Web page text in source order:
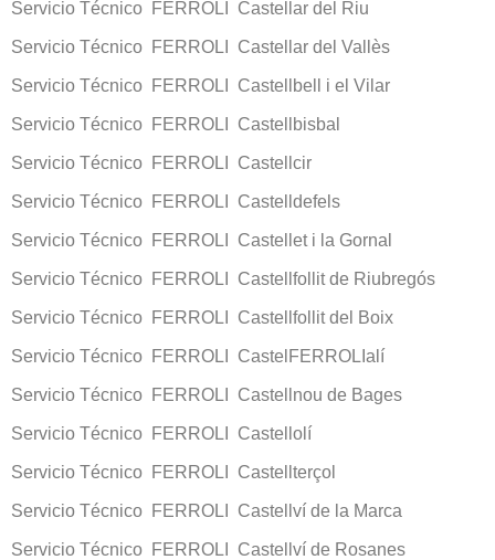
Servicio Técnico FERROLI Castellar del Riu
Servicio Técnico FERROLI Castellar del Vallès
Servicio Técnico FERROLI Castellbell i el Vilar
Servicio Técnico FERROLI Castellbisbal
Servicio Técnico FERROLI Castellcir
Servicio Técnico FERROLI Castelldefels
Servicio Técnico FERROLI Castellet i la Gornal
Servicio Técnico FERROLI Castellfollit de Riubregós
Servicio Técnico FERROLI Castellfollit del Boix
Servicio Técnico FERROLI CastelFERROLIalí
Servicio Técnico FERROLI Castellnou de Bages
Servicio Técnico FERROLI Castellolí
Servicio Técnico FERROLI Castellterçol
Servicio Técnico FERROLI Castellví de la Marca
Servicio Técnico FERROLI Castellví de Rosanes